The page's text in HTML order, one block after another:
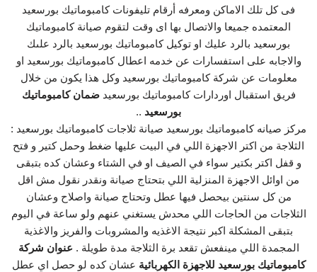
فى كل تلك الاماكن ومعرفه أرقام تليفونات كامبوماتيك بورسعيد
المعتمده جميعا والاتصال بها اى وقت لتقوم صيانة كامبوماتيك
بورسعيد بالرد عليك او توكيل كامبوماتيك بورسعيد بالرد علىك
والاجابه على استفسارات عن خدمه اعطال كامبوماتيك بورسعيد او
معلومات عن شركة كامبوماتيك بورسعيد وكل هذا يكون من خلال
فريق استقبال اوردارات كامبوماتيك بورسعيدضمان كامبوماتيك
بورسعيد ..
مركز صيانه كامبوماتيك بورسعيد صيانة ثلاجات كامبوماتيك بورسعيد :
الثلاجة من اكتر الاجهزة اللي في البيت عليها ضغط وحمل كتير و فتح
و قفل اكتر بكتير سواء في الصيف او في الشتاء وعشان كده بتبقى
من اوائل الاجهزة المنزلية اللي بتحتاج صيانة ونقدر نقول مش اقل
من كل سنتين بيحصل فيها عطل وتحتاج صيانة واصلاح وعشان
الثلاجات من الحاجات اللي محدش يستغني عنهم ولو ساعة في اليوم
بتبقى المشكلة اكبر نتيجة الاغذيه والمشروبات والفريز والاغذية
المجمدة اللي مينفعش تقعد برة الثلاجة مدة طويلة . عنوان شركة
كامبوماتيك بورسعيد للاجهزة الكهربائية عشان كده لو حصل اي عطل